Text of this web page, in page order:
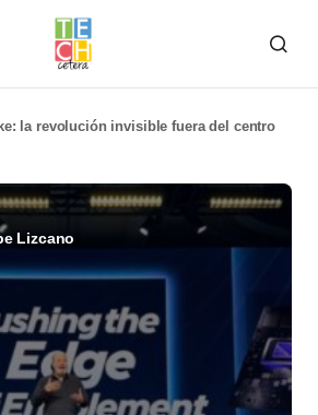
la revolución invisible fuera del centro
Lizcano